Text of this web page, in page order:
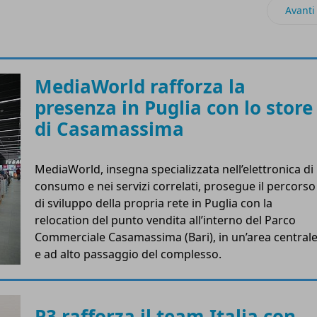
Gruppo Selex lancia due nuove aperture Avanti
MediaWorld rafforza la
presenza in Puglia con lo store
di Casamassima
MediaWorld, insegna specializzata nell’elettronica di
consumo e nei servizi correlati, prosegue il percorso
di sviluppo della propria rete in Puglia con la
relocation del punto vendita all’interno del Parco
Commerciale Casamassima (Bari), in un’area centrale
e ad alto passaggio del complesso.